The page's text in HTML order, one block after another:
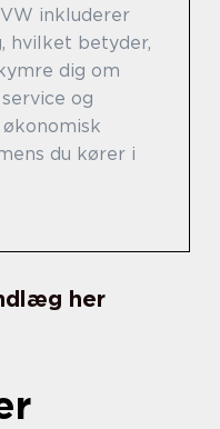
inkluderer
hvilket betyder,
dig om
og
du kører i
her